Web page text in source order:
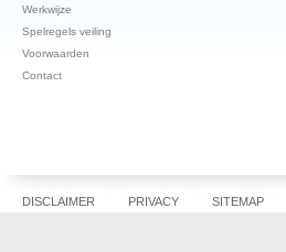
Werkwijze
Spelregels veiling
Voorwaarden
Contact
DISCLAIMER PRIVACY SITEMAP